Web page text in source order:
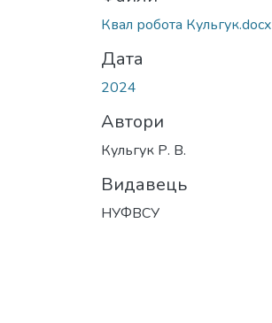
Квал робота Кульгук.docx
Дата
2024
Автори
Кульгук Р. В.
Видавець
НУФВСУ